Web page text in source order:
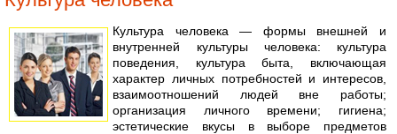
Культура человека — формы внешней и
внутренней культуры человека: культура
поведения, культура быта, включающая
характер личных потребностей и интересов,
взаимоотношений людей вне работы;
организация личного времени; гигиена;
эстетические вкусы в выборе предметов